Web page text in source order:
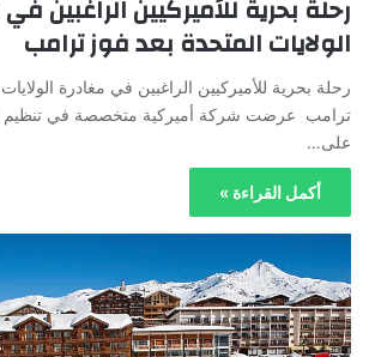
رحلة بحرية للأميركيين الراغبين
الولايات المتحدة بعد فوز ترامب
رحلة بحرية للأميركيين الراغبين في مغادرة
ترامب عرضت شركة أميركية متخصصة في تنظيم
على…
أكمل القراءة »